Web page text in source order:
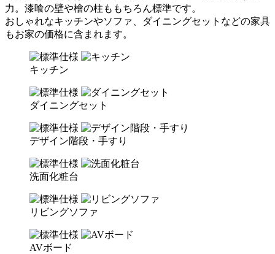
力。漆喰の壁や檜の柱ももちろん標準です。
おしゃれなキッチンやソファ、ダイニングセットなどの家具
もお家の価格に含まれます。
キッチン
ダイニングセット
デザイン階段・手すり
洗面化粧台
リビングソファ
AVボード